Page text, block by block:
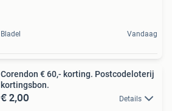
Bladel Vandaag
Corendon € 60,- korting. Postcodeloterij
kortingsbon.
€ 2,00 Details